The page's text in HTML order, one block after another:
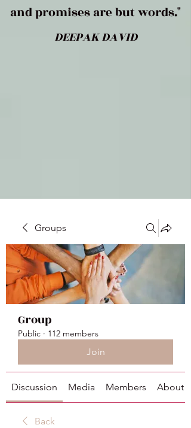
and promises are but words."
DEEPAK DAVID
Groups
Group
Public · 112 members
Join
Discussion Media Members About
Back